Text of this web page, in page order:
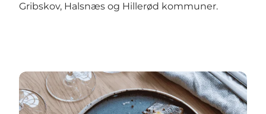
Gribskov, Halsnæs og Hillerød kommuner.
Stort britisk magasin hylder Nordsjællands